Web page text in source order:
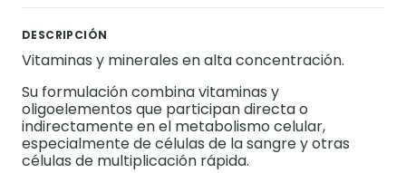
DESCRIPCIÓN
Vitaminas y minerales en alta concentración.
Su formulación combina vitaminas y
oligoelementos que participan directa o
indirectamente en el metabolismo celular,
especialmente de células de la sangre y otras
células de multiplicación rápida.